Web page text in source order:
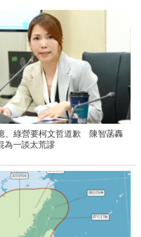
、綠營要柯文哲道歉 陳智菡轟
為一談太荒謬